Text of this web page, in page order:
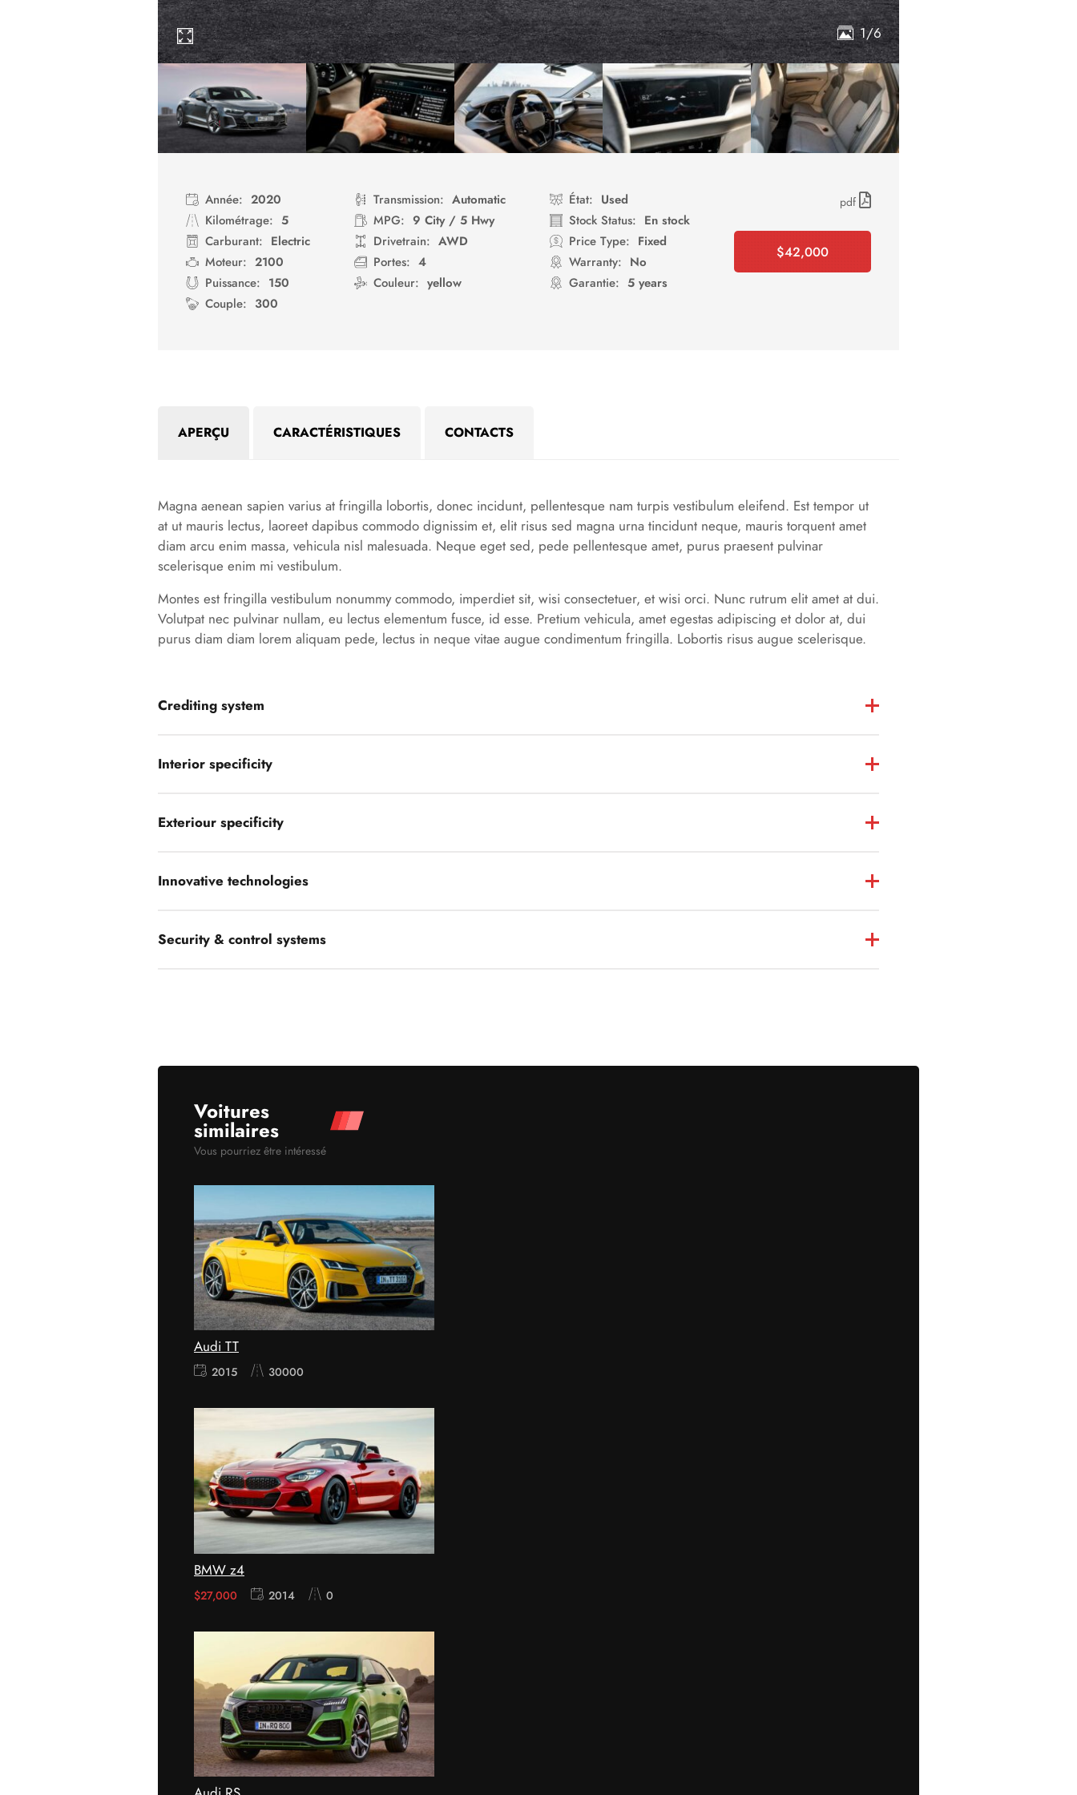
1/6
Année: 2020
Kilométrage: 5
Carburant: Electric
Moteur: 2100
Puissance: 150
Couple: 300
Transmission: Automatic
MPG: 9 City / 5 Hwy
Drivetrain: AWD
Portes: 4
Couleur: yellow
État: Used
Stock Status: En stock
Price Type: Fixed
Warranty: No
Garantie: 5 years
$42,000
pdf
APERÇU CARACTÉRISTIQUES CONTACTS
Magna aenean sapien varius at fringilla lobortis, donec incidunt, pellentesque nam turpis vestibulum eleifend. Est tempor ut
at ut mauris lectus, laoreet dapibus commodo dignissim et, elit risus sed magna urna tincidunt neque, mauris torquent amet
diam arcu enim massa, vehicula nisl malesuada. Neque eget sed, pede pellentesque amet, purus praesent pulvinar
scelerisque enim mi vestibulum.
Montes est fringilla vestibulum nonummy commodo, imperdiet sit, wisi consectetuer, et wisi orci. Nunc rutrum elit amet at dui.
Volutpat nec pulvinar nullam, eu lectus elementum fusce, id esse. Pretium vehicula, amet egestas adipiscing et dolor at, dui
purus diam diam lorem aliquam pede, lectus in neque vitae augue condimentum fringilla. Lobortis risus augue scelerisque.
Crediting system
Interior specificity
Exteriour specificity
Innovative technologies
Security & control systems
Voitures
similaires
Vous pourriez être intéressé
Audi TT
2015 30000
BMW z4
$27,000 2014 0